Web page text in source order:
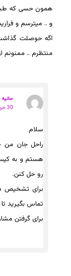
همون حسی که
و .. میترسم و
اگه حوصلت
منتظرم .. ممنونم
30 خرداد 1403 در 12:12 ق.ظ
سلام
راحل جان من
هستم و به
رو حل کنن.
برای تشخیص
تماس بگیرید
برای گرفتن